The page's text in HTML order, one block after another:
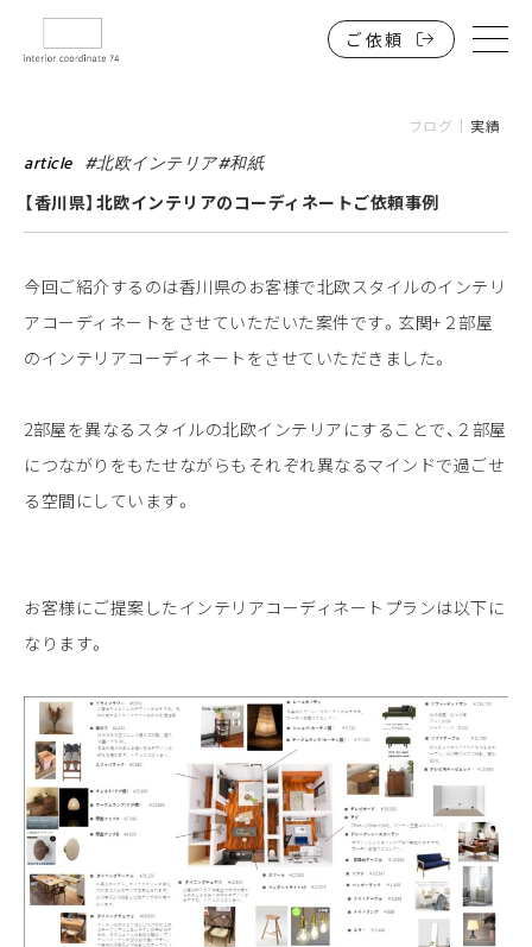
HOME
サービスと料金
戸建住宅
店舗・施設・事務所（法人）
ブログ・実績一覧
お問い合わせ
オンラインインテリアコーディネート74は
ニトリ、楽天、大塚家具など国内外全てのアイテムが対象となり
ます。
LINEでご依頼
友達追加の上、依頼ください
フォームでのご依頼
ご依頼フォームへ
ご依頼
ブログ 実績
article #北欧インテリア#和紙
【香川県】北欧インテリアのコーディネートご依頼事例
今回ご紹介するのは香川県のお客様で北欧スタイルのインテリ
アコーディネートをさせていただいた案件です。玄関+２部屋
のインテリアコーディネートをさせていただきました。
2部屋を異なるスタイルの北欧インテリアにすることで、２部屋
につながりをもたせながらもそれぞれ異なるマインドで過ごせ
る空間にしています。
お客様にご提案したインテリアコーディネートプランは以下に
なります。